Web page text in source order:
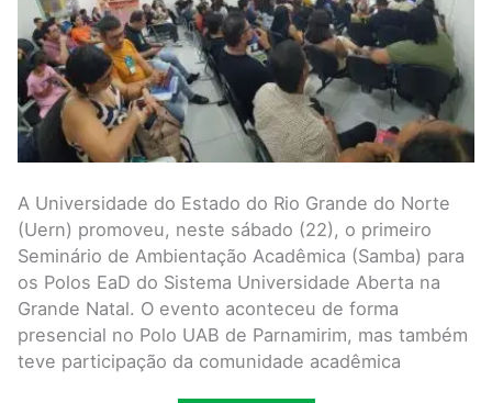
A Universidade do Estado do Rio Grande do Norte
(Uern) promoveu, neste sábado (22), o primeiro
Seminário de Ambientação Acadêmica (Samba) para
os Polos EaD do Sistema Universidade Aberta na
Grande Natal. O evento aconteceu de forma
presencial no Polo UAB de Parnamirim, mas também
teve participação da comunidade acadêmica
Natal